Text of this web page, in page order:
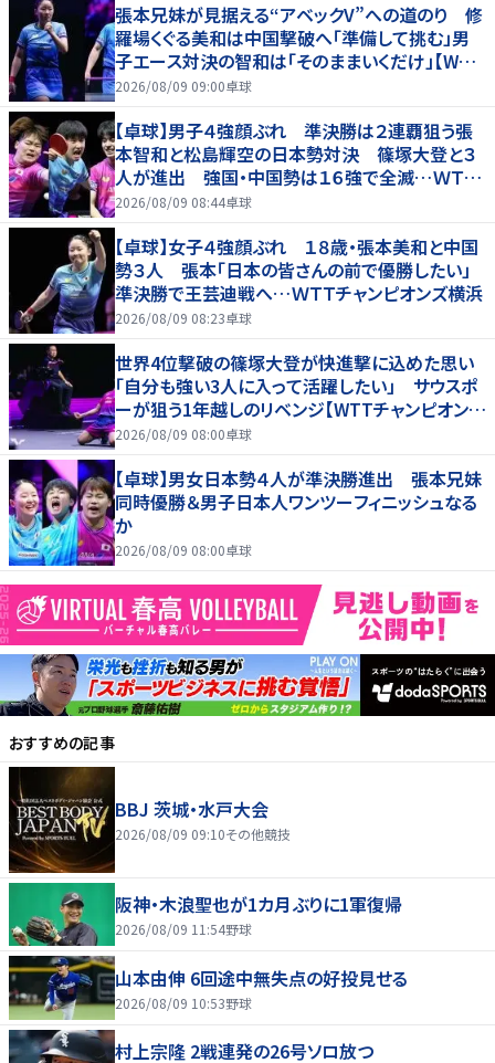
張本兄妹が見据える“アベックV”への道のり 修
羅場くぐる美和は中国撃破へ「準備して挑む」男
子エース対決の智和は「そのままいくだけ」【WTT
チャンピオンズ横浜2026】
2026/08/09 09:00卓球
【卓球】男子４強顔ぶれ 準決勝は２連覇狙う張
本智和と松島輝空の日本勢対決 篠塚大登と３
人が進出 強国・中国勢は１６強で全滅…ＷＴＴ
チャンピオンズ横浜
2026/08/09 08:44卓球
【卓球】女子４強顔ぶれ １８歳・張本美和と中国
勢３人 張本「日本の皆さんの前で優勝したい」
準決勝で王芸迪戦へ…ＷＴＴチャンピオンズ横浜
2026/08/09 08:23卓球
世界4位撃破の篠塚大登が快進撃に込めた思い
「自分も強い3人に入って活躍したい」 サウスポ
ーが狙う1年越しのリベンジ【WTTチャンピオンズ
横浜2026】
2026/08/09 08:00卓球
【卓球】男女日本勢４人が準決勝進出 張本兄妹
同時優勝＆男子日本人ワンツーフィニッシュなる
か
2026/08/09 08:00卓球
おすすめの記事
BBJ 茨城・水戸大会
2026/08/09 09:10その他競技
阪神・木浪聖也が1カ月ぶりに1軍復帰
2026/08/09 11:54野球
山本由伸 6回途中無失点の好投見せる
2026/08/09 10:53野球
村上宗隆 2戦連発の26号ソロ放つ